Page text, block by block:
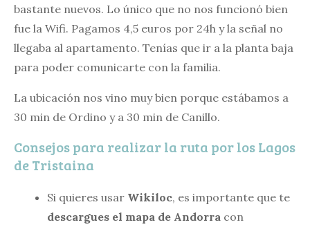
bastante nuevos. Lo único que no nos funcionó bien
fue la Wifi. Pagamos 4,5 euros por 24h y la señal no
llegaba al apartamento. Tenías que ir a la planta baja
para poder comunicarte con la familia.
La ubicación nos vino muy bien porque estábamos a
30 min de Ordino y a 30 min de Canillo.
Consejos para realizar la ruta por los Lagos
de Tristaina
Si quieres usar Wikiloc, es importante que te
descargues el mapa de Andorra con